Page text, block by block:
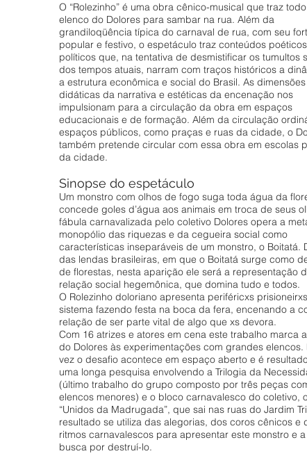
O “Rolezinho” é uma obra cênico-musical que traz
elenco do Dolores para sambar na rua. Além da
grandiloqüência típica do carnaval de rua, com seu
popular e festivo, o espetáculo traz conteúdos
políticos que, na tentativa de desmistificar os tumultos
dos tempos atuais, narram com traços históricos a
a estrutura econômica e social do Brasil. As dimensões
didáticas da narrativa e estéticas da encenação nos
impulsionam para a circulação da obra em espaços
educacionais e de formação. Além da circulação
espaços públicos, como praças e ruas da cidade, o
também pretende circular com essa obra em escolas
da cidade.
Sinopse do espetáculo
Um monstro com olhos de fogo suga toda água da
concede goles d’água aos animais em troca de seus
fábula carnavalizada pelo coletivo Dolores opera a
monopólio das riquezas e da cegueira social como
características inseparáveis de um monstro, o Boitatá.
das lendas brasileiras, em que o Boitatá surge como
de florestas, nesta aparição ele será a representação
relação social hegemônica, que domina tudo e todos.
O Rolezinho doloriano apresenta periféricxs
sistema fazendo festa na boca da fera, encenando a
relação de ser parte vital de algo que xs devora.
Com 16 atrizes e atores em cena este trabalho marca
do Dolores às experimentações com grandes elencos.
vez o desafio acontece em espaço aberto e é
uma longa pesquisa envolvendo a Trilogia da
(último trabalho do grupo composto por três peças
elencos menores) e o bloco carnavalesco do coletivo,
“Unidos da Madrugada”, que sai nas ruas do Jardim
resultado se utiliza das alegorias, dos coros cênicos e
ritmos carnavalescos para apresentar este monstro e
busca por destruí-lo.